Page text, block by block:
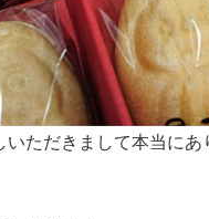
いただきまして本当にあ